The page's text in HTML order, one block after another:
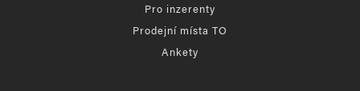
Pro inzerenty
Prodejní místa TO
Ankety